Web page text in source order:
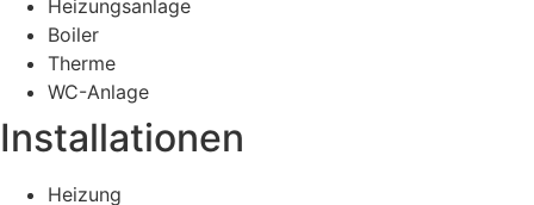
Heizungsanlage
Boiler
Therme
WC-Anlage
Installationen
Heizung